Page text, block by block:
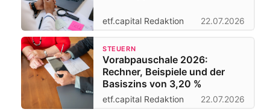
etf.capital Redaktion 22.07.2026
STEUERN
Vorabpauschale 2026:
Rechner, Beispiele und der
Basiszins von 3,20 %
etf.capital Redaktion 22.07.2026